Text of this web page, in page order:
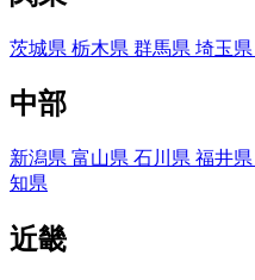
茨城県 栃木県 群馬県 埼玉県
中部
新潟県 富山県 石川県 福井県
知県
近畿